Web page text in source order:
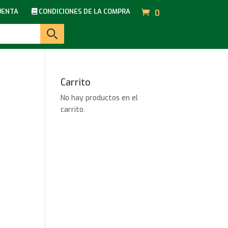
CONDICIONES DE LA COMPRA 0
Carrito
No hay productos en el
carrito.